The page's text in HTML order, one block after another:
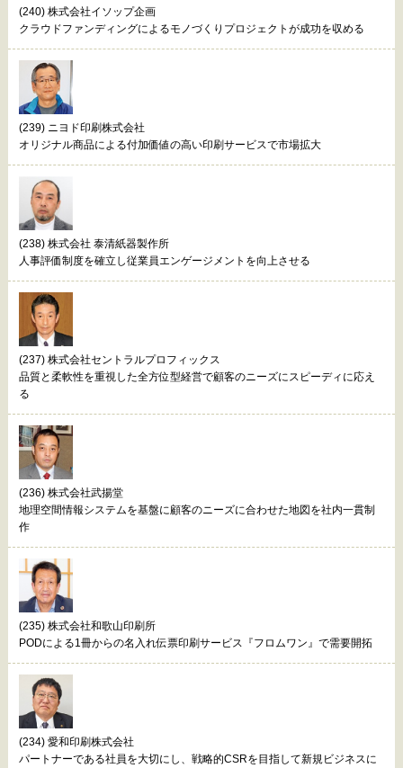
(240) 株式会社イソップ企画
クラウドファンディングによるモノづくりプロジェクトが成功を収める
(239) ニヨド印刷株式会社
オリジナル商品による付加価値の高い印刷サービスで市場拡大
(238) 株式会社 泰清紙器製作所
人事評価制度を確立し従業員エンゲージメントを向上させる
(237) 株式会社セントラルプロフィックス
品質と柔軟性を重視した全方位型経営で顧客のニーズにスピーディに応え
る
(236) 株式会社武揚堂
地理空間情報システムを基盤に顧客のニーズに合わせた地図を社内一貫制
作
(235) 株式会社和歌山印刷所
PODによる1冊からの名入れ伝票印刷サービス『フロムワン』で需要開拓
(234) 愛和印刷株式会社
パートナーである社員を大切にし、戦略的CSRを目指して新規ビジネスに